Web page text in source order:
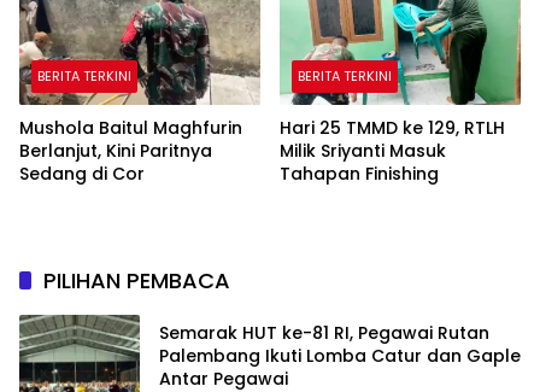
BERITA TERKINI
Mushola Baitul Maghfurin
Berlanjut, Kini Paritnya
Sedang di Cor
BERITA TERKINI
Hari 25 TMMD ke 129, RTLH
Milik Sriyanti Masuk
Tahapan Finishing
PILIHAN PEMBACA
Semarak HUT ke-81 RI, Pegawai Rutan
Palembang Ikuti Lomba Catur dan Gaple
Antar Pegawai